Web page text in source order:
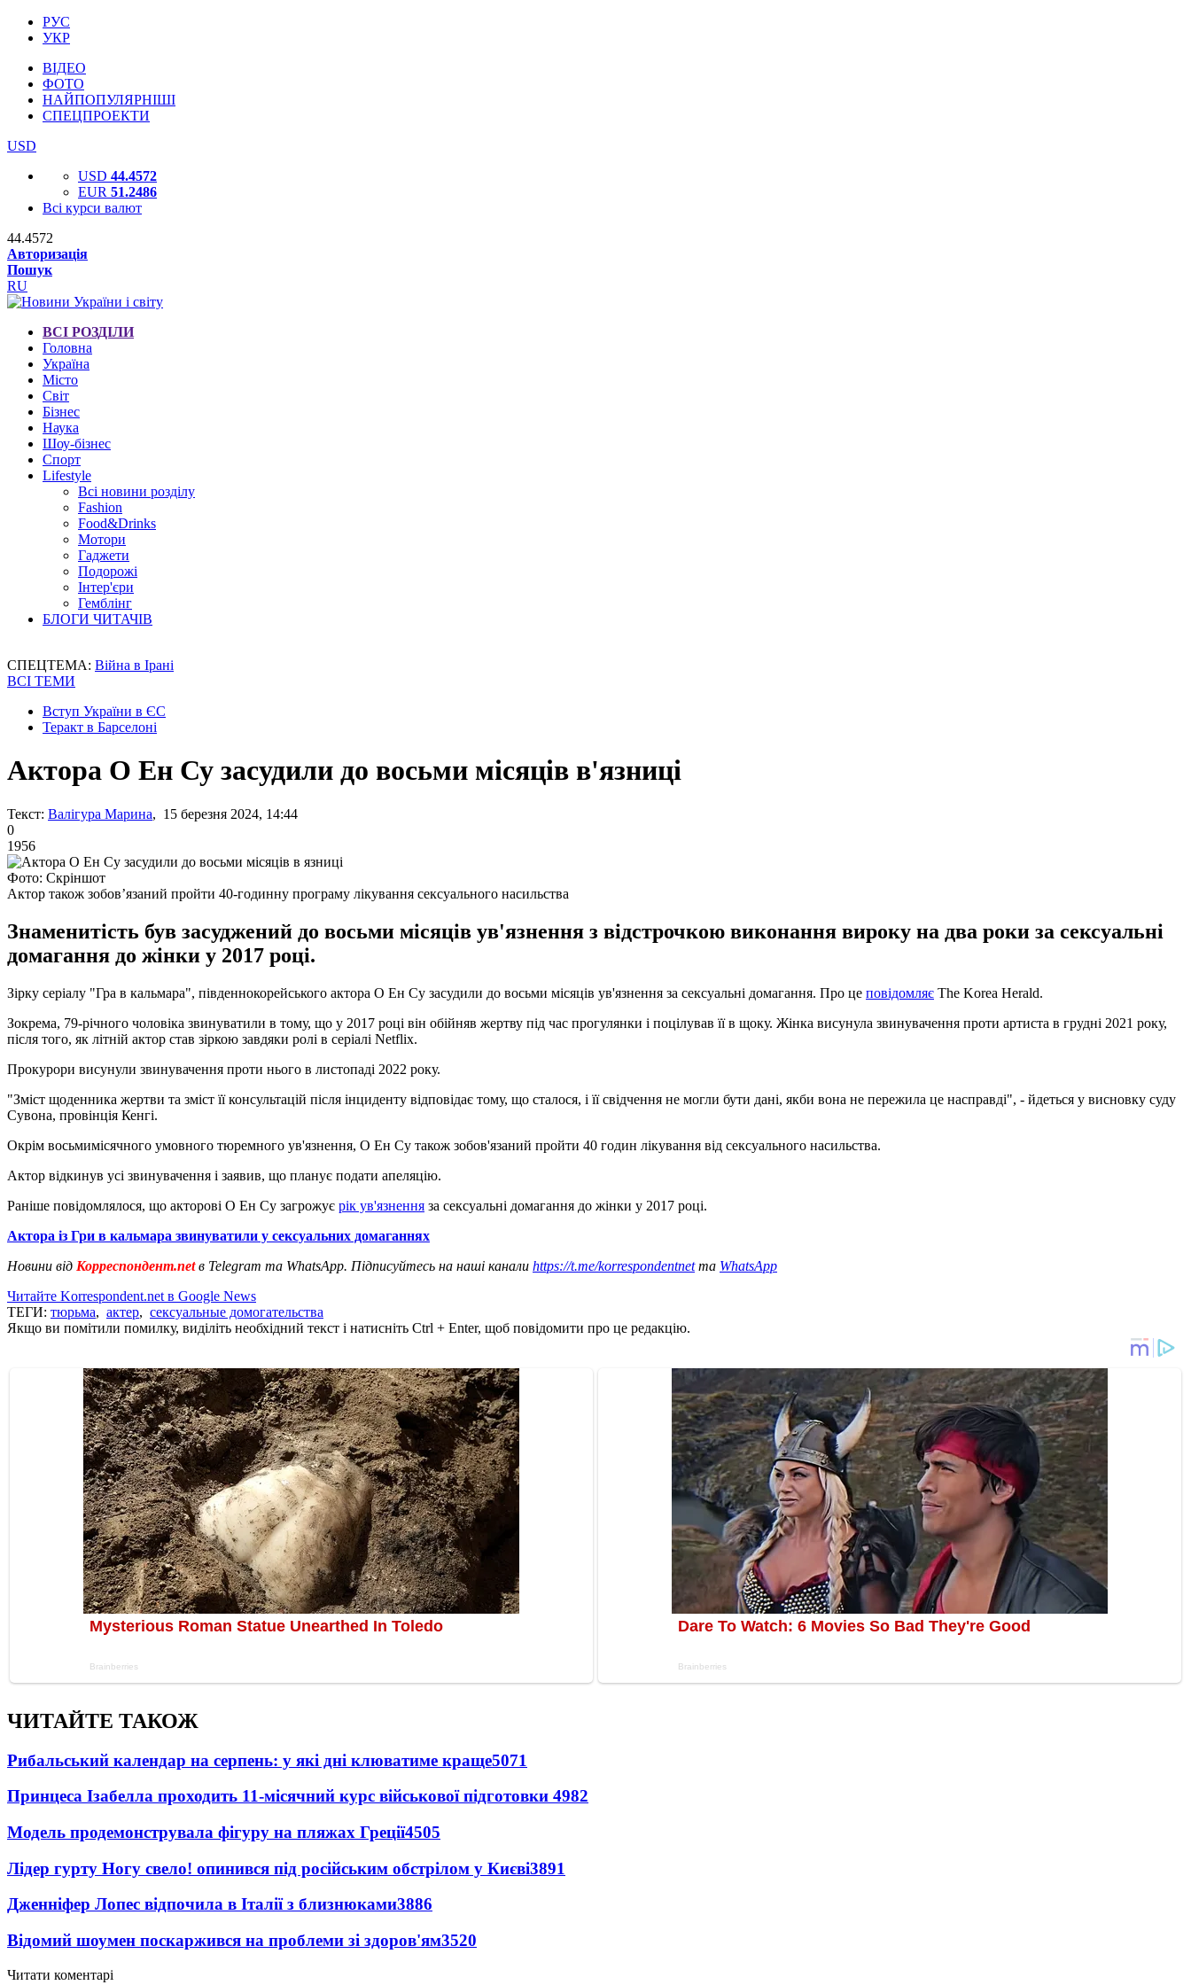
РУС
УКР
ВІДЕО
ФОТО
НАЙПОПУЛЯРНІШІ
СПЕЦПРОЕКТИ
USD
USD 44.4572
EUR 51.2486
Всі курси валют
44.4572
Авторизація
Пошук
RU
ВСІ РОЗДІЛИ
Головна
Україна
Місто
Світ
Бізнес
Наука
Шоу-бізнес
Спорт
Lifestyle
Всі новини розділу
Fashion
Food&Drinks
Мотори
Гаджети
Подорожі
Інтер'єри
Гемблінг
БЛОГИ ЧИТАЧІВ
СПЕЦТЕМА: Війна в Ірані
ВСІ ТЕМИ
Вступ України в ЄС
Теракт в Барселоні
Актора О Ен Су засудили до восьми місяців в'язниці
Текст: Валігура Марина, 15 березня 2024, 14:44
0
1956
Фото: Скріншот
Актор також зобов’язаний пройти 40-годинну програму лікування сексуального насильства
Знаменитість був засуджений до восьми місяців ув'язнення з відстрочкою виконання вироку на два роки за сексуальні
домагання до жінки у 2017 році.
Зірку серіалу "Гра в кальмара", південнокорейського актора О Ен Су засудили до восьми місяців ув'язнення за сексуальні домагання. Про це повідомляє The Korea Herald.
Зокрема, 79-річного чоловіка звинуватили в тому, що у 2017 році він обійняв жертву під час прогулянки і поцілував її в щоку. Жінка висунула звинувачення проти артиста в грудні 2021 року,
після того, як літній актор став зіркою завдяки ролі в серіалі Netflix.
Прокурори висунули звинувачення проти нього в листопаді 2022 року.
"Зміст щоденника жертви та зміст її консультацій після інциденту відповідає тому, що сталося, і її свідчення не могли бути дані, якби вона не пережила це насправді", - йдеться у висновку суду
Сувона, провінція Кенгі.
Окрім восьмимісячного умовного тюремного ув'язнення, О Ен Су також зобов'язаний пройти 40 годин лікування від сексуального насильства.
Актор відкинув усі звинувачення і заявив, що планує подати апеляцію.
Раніше повідомлялося, що акторові О Ен Су загрожує рік ув'язнення за сексуальні домагання до жінки у 2017 році.
Актора із Гри в кальмара звинуватили у сексуальних домаганнях
Новини від Корреспондент.netв Telegram та WhatsApp. Підписуйтесь на наші канали https://t.me/korrespondentnetта WhatsApp
Читайте Korrespondent.net в Google News
ТЕГИ: тюрьма, актер, сексуальные домогательства
Якщо ви помітили помилку, виділіть необхідний текст і натисніть Ctrl + Enter, щоб повідомити про це редакцію.
ЧИТАЙТЕ ТАКОЖ
Рибальський календар на серпень: у які дні клюватиме краще5071
Принцеса Ізабелла проходить 11-місячний курс військової підготовки 4982
Модель продемонструвала фігуру на пляжах Греції4505
Лідер гурту Ногу свело! опинився під російським обстрілом у Києві3891
Дженніфер Лопес відпочила в Італії з близнюками3886
Відомий шоумен поскаржився на проблеми зі здоров'ям3520
Читати коментарі